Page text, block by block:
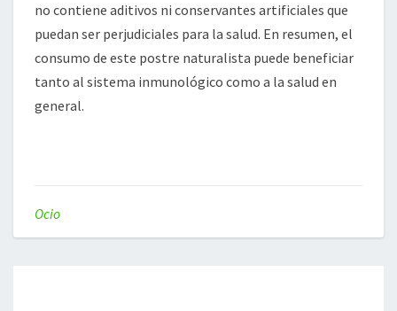
no contiene aditivos ni conservantes artificiales que
puedan ser perjudiciales para la salud. En resumen, el
consumo de este postre naturalista puede beneficiar
tanto al sistema inmunológico como a la salud en
general.
Ocio